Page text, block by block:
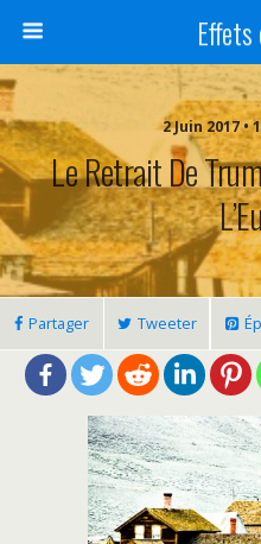
2 Juin 2017
Le Retrait De
Partager Tweeter